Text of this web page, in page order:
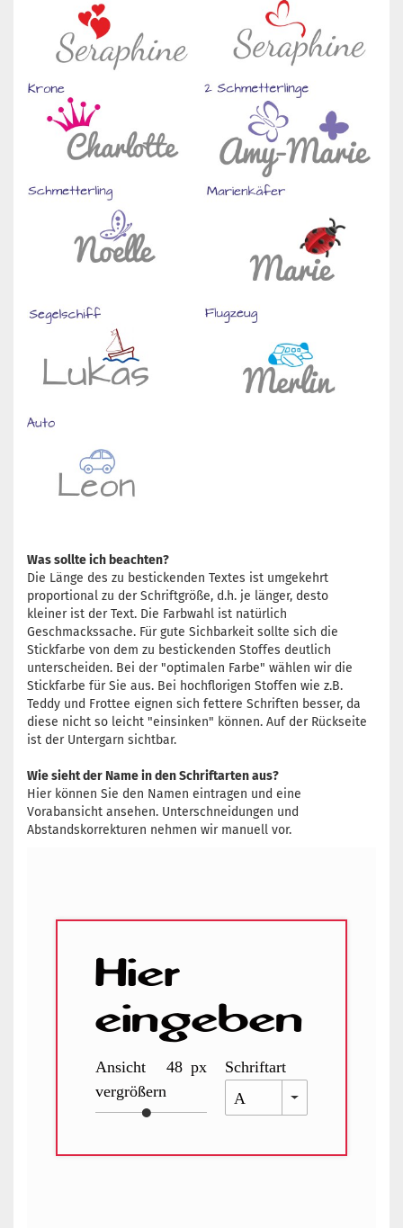
Was sollte ich beachten?
Die Länge des zu bestickenden Textes ist umgekehrt
proportional zu der Schriftgröße, d.h. je länger, desto
kleiner ist der Text. Die Farbwahl ist natürlich
Geschmackssache. Für gute Sichbarkeit sollte sich die
Stickfarbe von dem zu bestickenden Stoffes deutlich
unterscheiden. Bei der "optimalen Farbe" wählen wir die
Stickfarbe für Sie aus. Bei hochflorigen Stoffen wie z.B.
Teddy und Frottee eignen sich fettere Schriften besser, da
diese nicht so leicht "einsinken" können. Auf der Rückseite
ist der Untergarn sichtbar.
Wie sieht der Name in den Schriftarten aus?
Hier können Sie den Namen eintragen und eine
Vorabansicht ansehen. Unterschneidungen und
Abstandskorrekturen nehmen wir manuell vor.